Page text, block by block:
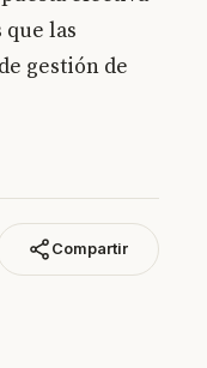
que las
gestión de
Compartir